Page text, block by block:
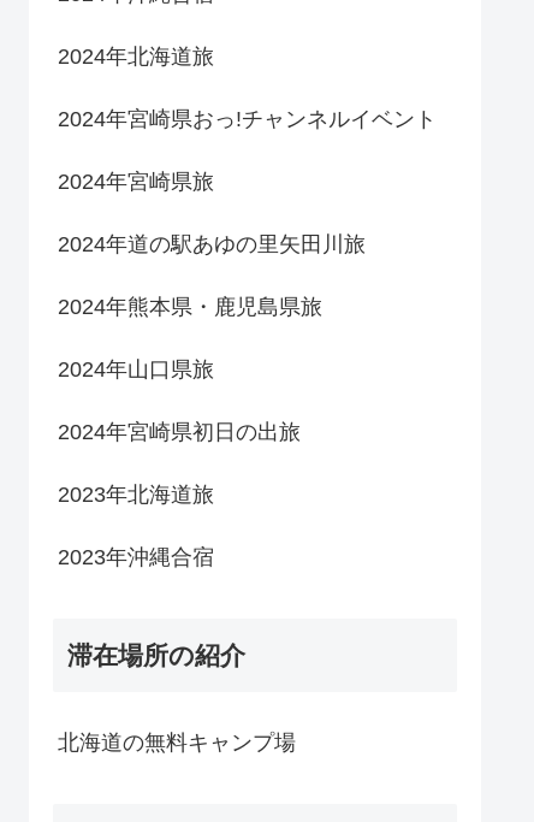
2024年北海道旅
2024年宮崎県おっ!チャンネルイベント
2024年宮崎県旅
2024年道の駅あゆの里矢田川旅
2024年熊本県・鹿児島県旅
2024年山口県旅
2024年宮崎県初日の出旅
2023年北海道旅
2023年沖縄合宿
滞在場所の紹介
北海道の無料キャンプ場